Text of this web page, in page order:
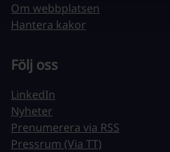
Om webbplatsen
Hantera kakor
Följ oss
LinkedIn
Nyheter
Prenumerera via RSS
Pressrum (Via TT)